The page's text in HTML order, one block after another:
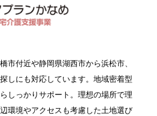
市付近や静岡県湖西市から浜松市、
しにも対応しています。地域密着型
しっかりサポート。理想の場所で理
環境やアクセスも考慮した土地選び